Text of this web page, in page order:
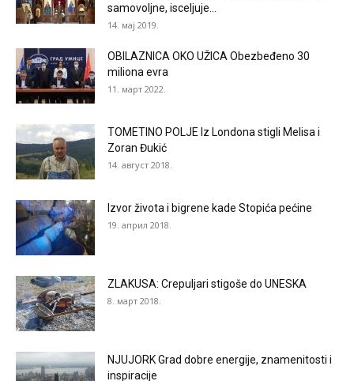
samovoljne, isceljuje...
14. мај 2019.
OBILAZNICA OKO UŽICA Obezbeđeno 30
miliona evra
11. март 2022.
TOMETINO POLJE Iz Londona stigli Melisa i
Zoran Đukić
14. август 2018.
Izvor života i bigrene kade Stopića pećine
19. април 2018.
ZLAKUSA: Crepuljari stigoše do UNESKA
8. март 2018.
NJUJORK Grad dobre energije, znamenitosti i
inspiracije